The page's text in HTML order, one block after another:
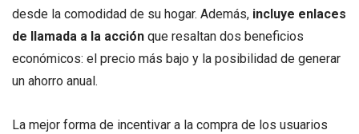
desde la comodidad de su hogar. Además, incluye enlaces
de llamada a la acción que resaltan dos beneficios
económicos: el precio más bajo y la posibilidad de generar
un ahorro anual.
La mejor forma de incentivar a la compra de los usuarios